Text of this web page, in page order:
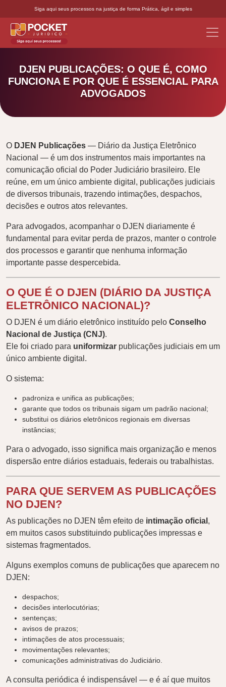
Siga aqui seus processos na justiça de forma Prática, ágil e simples
DJEN PUBLICAÇÕES: O QUE É, COMO
FUNCIONA E POR QUE É ESSENCIAL PARA
ADVOGADOS
O DJEN Publicações — Diário da Justiça Eletrônico
Nacional — é um dos instrumentos mais importantes na
comunicação oficial do Poder Judiciário brasileiro. Ele
reúne, em um único ambiente digital, publicações judiciais
de diversos tribunais, trazendo intimações, despachos,
decisões e outros atos relevantes.
Para advogados, acompanhar o DJEN diariamente é
fundamental para evitar perda de prazos, manter o controle
dos processos e garantir que nenhuma informação
importante passe despercebida.
O QUE É O DJEN (DIÁRIO DA JUSTIÇA
ELETRÔNICO NACIONAL)?
O DJEN é um diário eletrônico instituído pelo Conselho
Nacional de Justiça (CNJ).
Ele foi criado para uniformizar publicações judiciais em um
único ambiente digital.
O sistema:
padroniza e unifica as publicações;
garante que todos os tribunais sigam um padrão nacional;
substitui os diários eletrônicos regionais em diversas
instâncias;
Para o advogado, isso significa mais organização e menos
dispersão entre diários estaduais, federais ou trabalhistas.
PARA QUE SERVEM AS PUBLICAÇÕES
NO DJEN?
As publicações no DJEN têm efeito de intimação oficial ,
em muitos casos substituindo publicações impressas e
sistemas fragmentados.
Alguns exemplos comuns de publicações que aparecem no
DJEN:
despachos;
decisões interlocutórias;
sentenças;
avisos de prazos;
intimações de atos processuais;
movimentações relevantes;
comunicações administrativas do Judiciário.
A consulta periódica é indispensável — e é aí que muitos